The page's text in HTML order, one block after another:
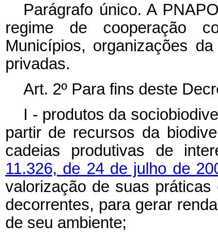
Parágrafo único. A
regime de cooperação
Municípios, organizações
privadas.
Art. 2º Parafins deste
I - produtos da
partir de recursos da
cadeias produtivas de
11.326, de 24 de julho de
valorização de suas
decorrentes, para gerar
de seu ambiente;